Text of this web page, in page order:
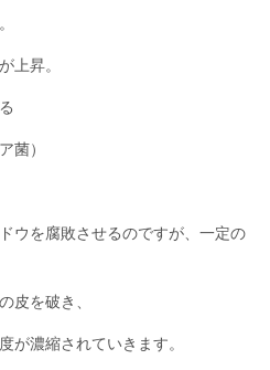
上昇。
菌）
ウを腐敗させるのですが、一定の
皮を破き、
が濃縮されていきます。